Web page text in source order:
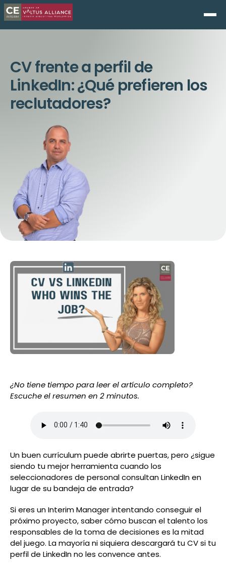
CV frente a perfil de
LinkedIn: ¿Qué prefieren los
reclutadores?
¿No tiene tiempo para leer el artículo completo?
Escuche el resumen en 2 minutos.
Un buen currículum puede abrirte puertas, pero ¿sigue
siendo tu mejor herramienta cuando los
seleccionadores de personal consultan LinkedIn en
lugar de su bandeja de entrada?
Si eres un Interim Manager intentando conseguir el
próximo proyecto, saber cómo buscan el talento los
responsables de la toma de decisiones es la mitad
del juego. La mayoría ni siquiera descargará tu CV si tu
perfil de LinkedIn no les convence antes.